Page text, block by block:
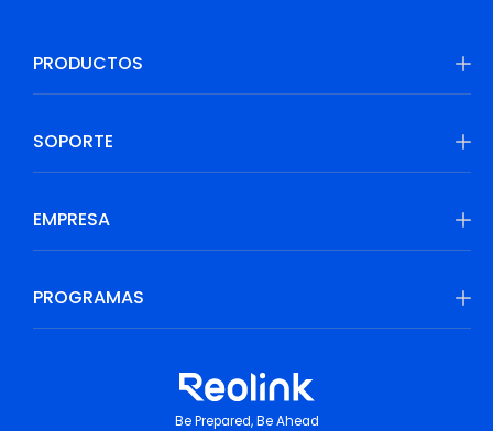
PRODUCTOS
SOPORTE
EMPRESA
PROGRAMAS
Be Prepared, Be Ahead